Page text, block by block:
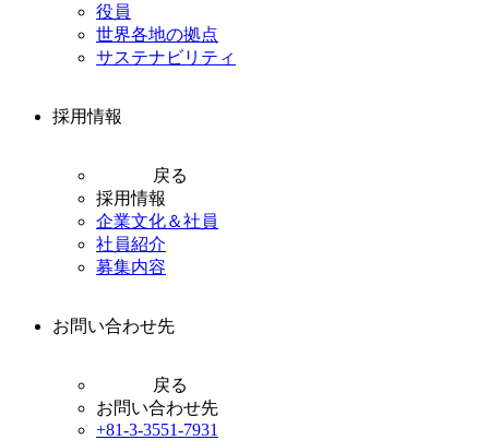
役員
世界各地の拠点
サステナビリティ
採用情報
戻る
採用情報
企業文化＆社員
社員紹介
募集内容
お問い合わせ先
戻る
お問い合わせ先
+81-3-3551-7931